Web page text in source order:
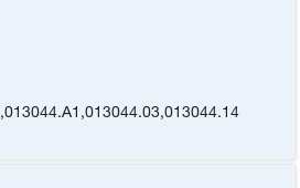
,013044.A1 ,013044.03,013044.14